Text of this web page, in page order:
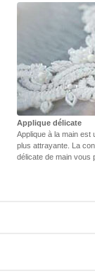
Applique délicate
Applique à la main est
plus attrayante. La
délicate de main vous